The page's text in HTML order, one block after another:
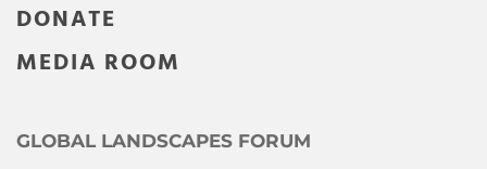
DONATE
MEDIA ROOM
GLOBAL LANDSCAPES FORUM